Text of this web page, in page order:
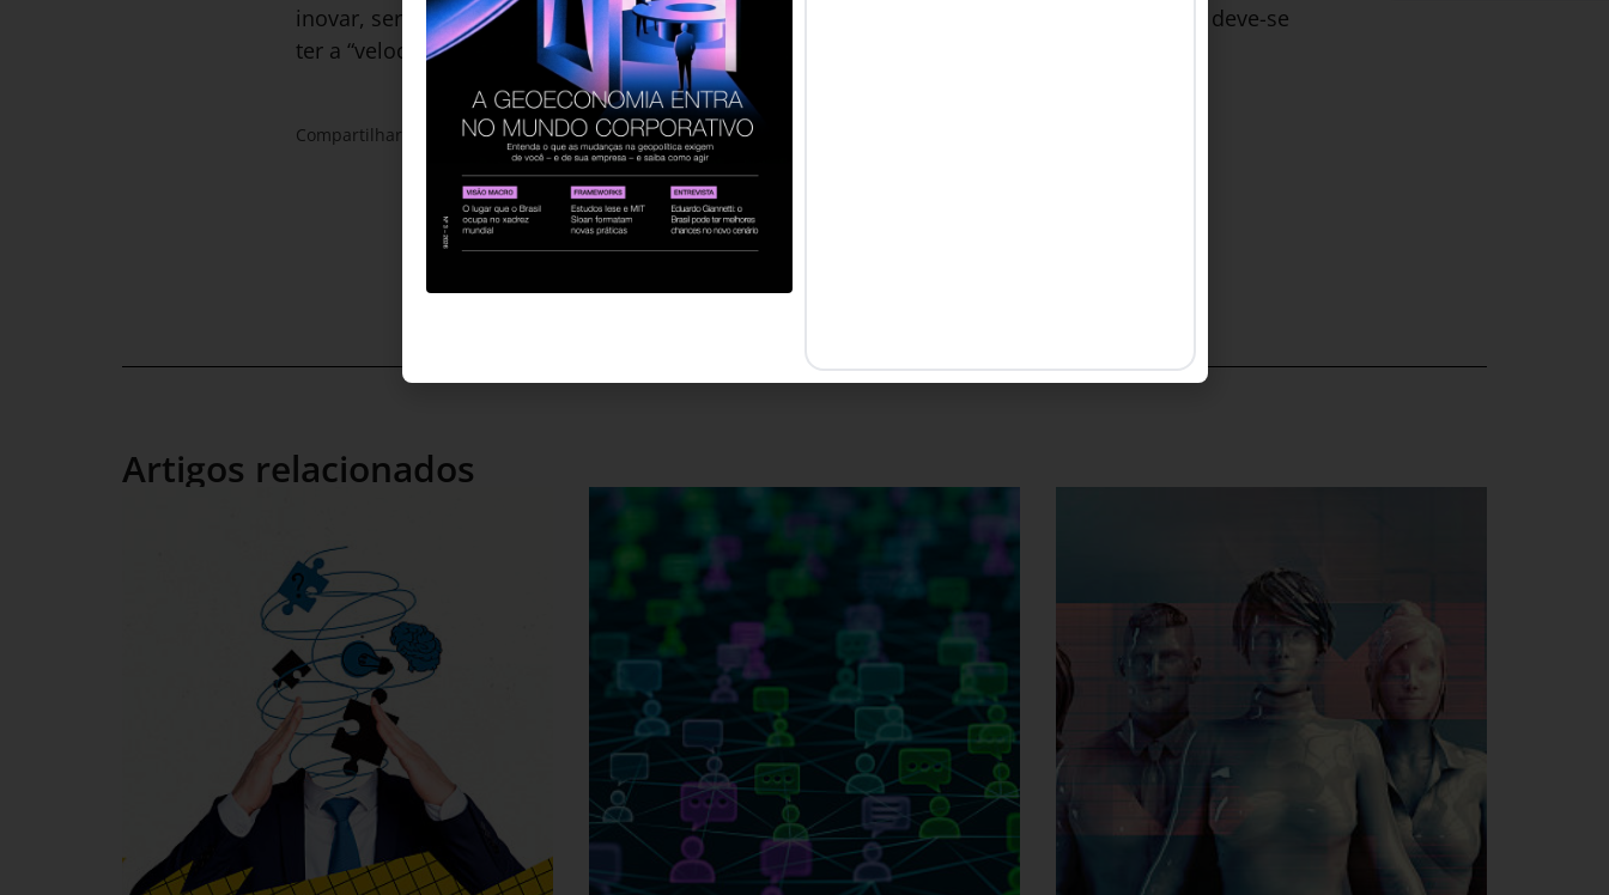
inovar, ser verdadeiramente centrado no cliente e ser rápido, muito rápido – como dizem, deve-se
ter a “velocidade da China”.
Compartilhar:
Artigos relacionados